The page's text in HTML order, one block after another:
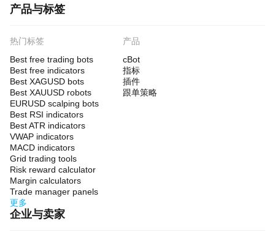
产品与标签
热门标签
Best free trading bots
Best free indicators
Best XAGUSD bots
Best XAUUSD robots
EURUSD scalping bots
Best RSI indicators
Best ATR indicators
VWAP indicators
MACD indicators
Grid trading tools
Risk reward calculator
Margin calculators
Trade manager panels
更多
产品
cBot
指标
插件
跟单策略
企业与卖家